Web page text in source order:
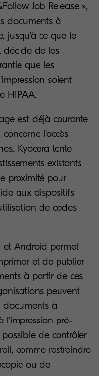
Job Release »,
documents à
jusqu'à ce que le
décide de les
que les
soient
HIPAA.
est déjà courante
l'accès
Kyocera tente
existants
proximité pour
aux dispositifs
de codes
et Android permet
et de publier
à partir de ces
peuvent
documents à
l'impression pré-
de contrôler
comme restreindre
ou de